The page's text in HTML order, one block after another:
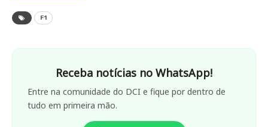
F1
Receba notícias no WhatsApp!
Entre na comunidade do DCI e fique por dentro de
tudo em primeira mão.